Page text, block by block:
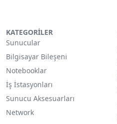
KATEGORİLER
Sunucular
Bilgisayar Bileşeni
Notebooklar
İş İstasyonları
Sunucu Aksesuarları
Network